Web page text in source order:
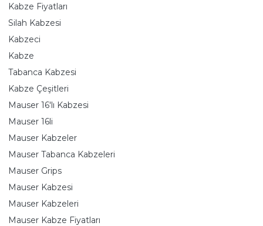
Kabze Fiyatları
Silah Kabzesi
Kabzeci
Kabze
Tabanca Kabzesi
Kabze Çeşitleri
Mauser 16'lı Kabzesi
Mauser 16li
Mauser Kabzeler
Mauser Tabanca Kabzeleri
Mauser Grips
Mauser Kabzesi
Mauser Kabzeleri
Mauser Kabze Fiyatları